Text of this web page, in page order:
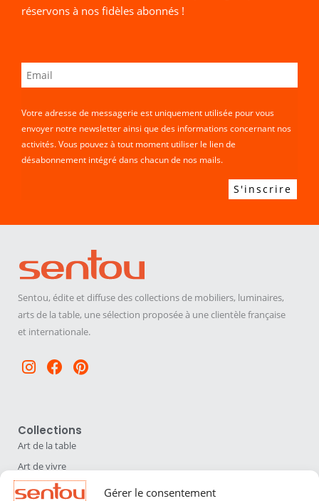
Gérer le consentement
réservons à nos fidèles abonnés !
Votre adresse de messagerie est uniquement utilisée pour vous
envoyer notre newsletter ainsi que des informations concernant nos
activités. Vous pouvez à tout moment utiliser le lien de
désabonnement intégré dans chacun de nos mails.
Sentou, édite et diffuse des collections de mobiliers, luminaires,
arts de la table, une sélection proposée à une clientèle française
et internationale.
Instagram
Facebook
Pinterest
Collections
Art de la table
Art de vivre
Déco